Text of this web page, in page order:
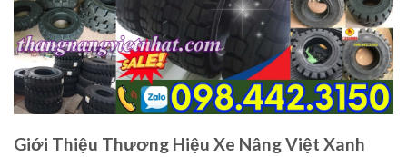
Giới Thiệu Thương Hiệu Xe Nâng Việt Xanh